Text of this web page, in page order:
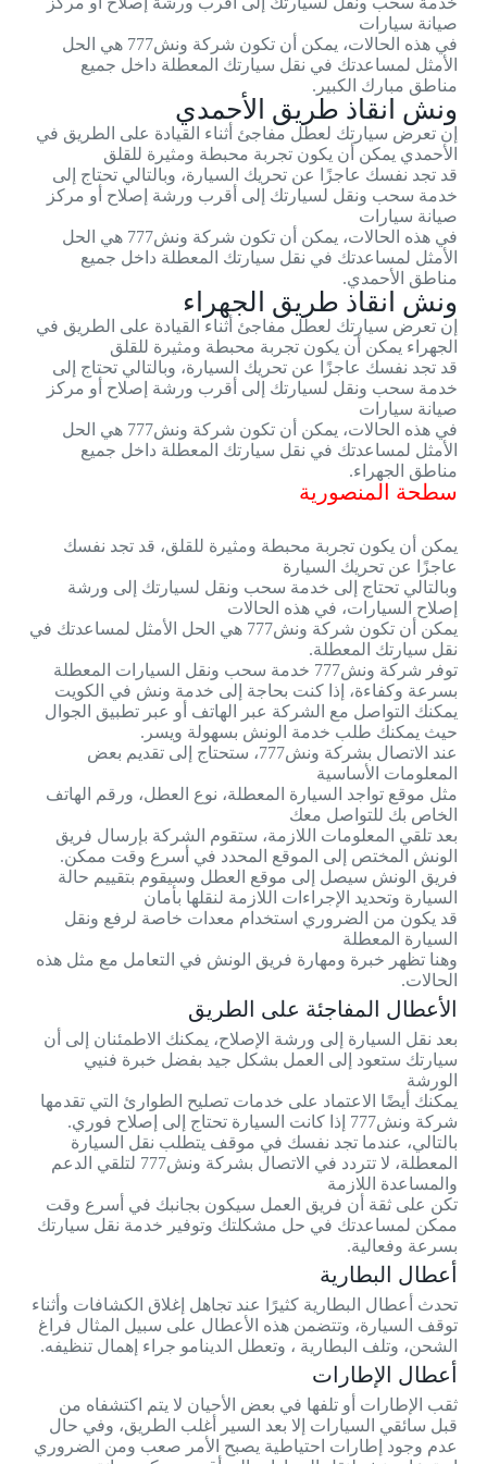
صيانة سيارات
في هذه الحالات، يمكن أن تكون شركة ونش777 هي الحل
الأمثل لمساعدتك في نقل سيارتك المعطلة داخل جميع
مناطق مبارك الكبير.
ونش انقاذ طريق الأحمدي
إن تعرض سيارتك لعطل مفاجئ أثناء القيادة على الطريق في
الأحمدي يمكن أن يكون تجربة محبطة ومثيرة للقلق
قد تجد نفسك عاجزًا عن تحريك السيارة، وبالتالي تحتاج إلى
خدمة سحب ونقل لسيارتك إلى أقرب ورشة إصلاح أو مركز
صيانة سيارات
في هذه الحالات، يمكن أن تكون شركة ونش777 هي الحل
الأمثل لمساعدتك في نقل سيارتك المعطلة داخل جميع
مناطق الأحمدي.
ونش انقاذ طريق الجهراء
إن تعرض سيارتك لعطل مفاجئ أثناء القيادة على الطريق في
الجهراء يمكن أن يكون تجربة محبطة ومثيرة للقلق
قد تجد نفسك عاجزًا عن تحريك السيارة، وبالتالي تحتاج إلى
خدمة سحب ونقل لسيارتك إلى أقرب ورشة إصلاح أو مركز
صيانة سيارات
في هذه الحالات، يمكن أن تكون شركة ونش777 هي الحل
الأمثل لمساعدتك في نقل سيارتك المعطلة داخل جميع
مناطق الجهراء.
سطحة المنصورية
يمكن أن يكون تجربة محبطة ومثيرة للقلق، قد تجد نفسك
عاجزًا عن تحريك السيارة
وبالتالي تحتاج إلى خدمة سحب ونقل لسيارتك إلى ورشة
إصلاح السيارات، في هذه الحالات
يمكن أن تكون شركة ونش777 هي الحل الأمثل لمساعدتك في
نقل سيارتك المعطلة.
توفر شركة ونش777 خدمة سحب ونقل السيارات المعطلة
بسرعة وكفاءة، إذا كنت بحاجة إلى خدمة ونش في الكويت
يمكنك التواصل مع الشركة عبر الهاتف أو عبر تطبيق الجوال
حيث يمكنك طلب خدمة الونش بسهولة ويسر.
عند الاتصال بشركة ونش777، ستحتاج إلى تقديم بعض
المعلومات الأساسية
مثل موقع تواجد السيارة المعطلة، نوع العطل، ورقم الهاتف
الخاص بك للتواصل معك
بعد تلقي المعلومات اللازمة، ستقوم الشركة بإرسال فريق
الونش المختص إلى الموقع المحدد في أسرع وقت ممكن.
فريق الونش سيصل إلى موقع العطل وسيقوم بتقييم حالة
السيارة وتحديد الإجراءات اللازمة لنقلها بأمان
قد يكون من الضروري استخدام معدات خاصة لرفع ونقل
السيارة المعطلة
وهنا تظهر خبرة ومهارة فريق الونش في التعامل مع مثل هذه
الحالات.
الأعطال المفاجئة على الطريق
بعد نقل السيارة إلى ورشة الإصلاح، يمكنك الاطمئنان إلى أن
سيارتك ستعود إلى العمل بشكل جيد بفضل خبرة فنيي
الورشة
يمكنك أيضًا الاعتماد على خدمات تصليح الطوارئ التي تقدمها
شركة ونش777 إذا كانت السيارة تحتاج إلى إصلاح فوري.
بالتالي، عندما تجد نفسك في موقف يتطلب نقل السيارة
المعطلة، لا تتردد في الاتصال بشركة ونش777 لتلقي الدعم
والمساعدة اللازمة
تكن على ثقة أن فريق العمل سيكون بجانبك في أسرع وقت
ممكن لمساعدتك في حل مشكلتك وتوفير خدمة نقل سيارتك
بسرعة وفعالية.
أعطال البطارية
تحدث أعطال البطارية كثيرًا عند تجاهل إغلاق الكشافات وأثناء
توقف السيارة، وتتضمن هذه الأعطال على سبيل المثال فراغ
الشحن، وتلف البطارية ، وتعطل الدينامو جراء إهمال تنظيفه.
أعطال الإطارات
ثقب الإطارات أو تلفها في بعض الأحيان لا يتم اكتشفاه من
قبل سائقي السيارات إلا بعد السير أغلب الطريق، وفي حال
عدم وجود إطارات احتياطية يصبح الأمر صعب ومن الضروري